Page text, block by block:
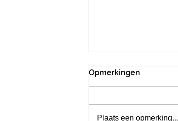
Opmerkingen
Plaats een opmerking...